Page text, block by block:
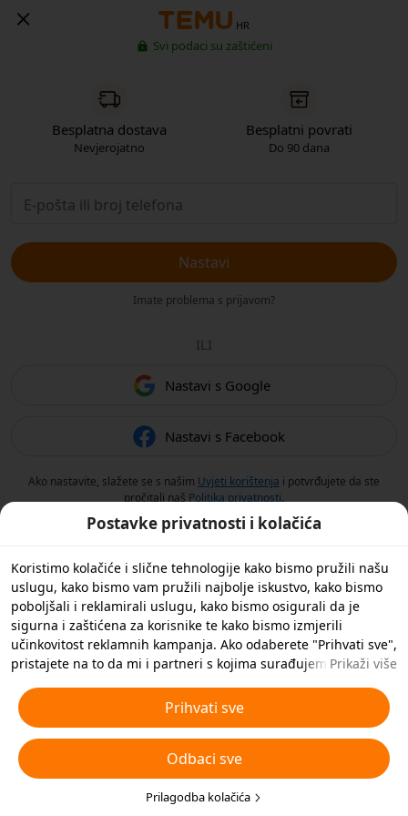
HR
Svi podaci su zaštićeni
Besplatna dostava
Nevjerojatno
Besplatni povrati
Do 90 dana
Nastavi
Imate problema s prijavom?
ILI
Nastavi s Google
Nastavi s Facebook
Ako nastavite, slažete se s našim Uvjeti korištenja i potvrđujete da ste
pročitali naš Politika privatnosti.
Postavke privatnosti i kolačića
Koristimo kolačiće i slične tehnologije kako bismo pružili našu
uslugu, kako bismo vam pružili najbolje iskustvo, kako bismo
poboljšali i reklamirali uslugu, kako bismo osigurali da je
sigurna i zaštićena za korisnike te kako bismo izmjerili
učinkovitost reklamnih kampanja. Ako odaberete "Prihvati sve",
pristajete na to da mi i partneri s kojima surađujemo
oglašavanja. Također možete 'Odbiti sve' nebitne kolačiće ili
odabrati koje vrste kolačića želite prihvatiti ili onemogućiti
klikom na 'Prilagodi kolačiće' ispod ili u bilo kojem trenutku u
svojim postavkama privatnosti. Za više pojedinosti pogledajte
našaPravila o kolačićima i sličnim tehnologijama.
Prikaži više
Prihvati sve
Odbaci sve
Prilagodba kolačića